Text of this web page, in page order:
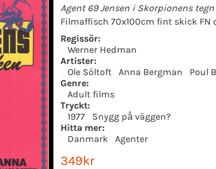
Agent 69 Jensen i Skorpionens tegn
Filmaffisch 70x100cm fint skick FN
Regissör:
Werner Hedman
Artister:
Ole Söltoft
Anna Bergman
Poul
Genre:
Adult films
Tryckt:
1977
Snygg på väggen?
Hitta mer:
Danmark
Agenter
349kr